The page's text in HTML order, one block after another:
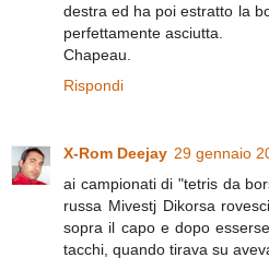
destra ed ha poi estratto la
perfettamente asciutta.
Chapeau.
Rispondi
X-Rom Deejay 29 gennaio
ai campionati di "tetris da
russa Mivestj Dikorsa
sopra il capo e dopo
tacchi, quando tirava su